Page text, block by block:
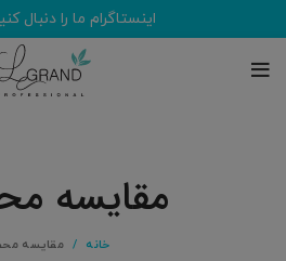
اینستاگرام ما را دنبال
مقایسه
خانه مقایسه